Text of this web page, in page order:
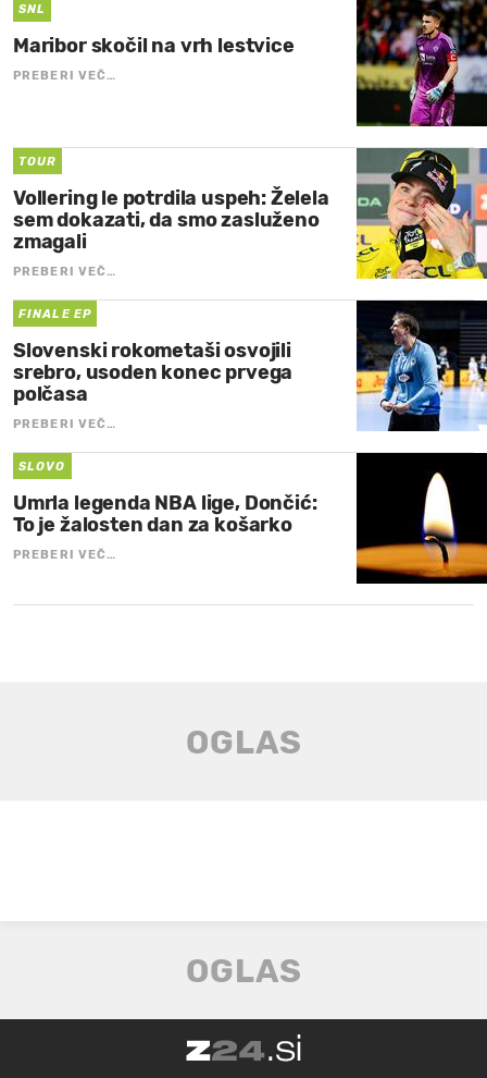
SNL
Maribor skočil na vrh lestvice
PREBERI VEČ…
TOUR
Vollering le potrdila uspeh: Želela
sem dokazati, da smo zasluženo
zmagali
PREBERI VEČ…
FINALE EP
Slovenski rokometaši osvojili
srebro, usoden konec prvega
polčasa
PREBERI VEČ…
SLOVO
Umrla legenda NBA lige, Dončić:
To je žalosten dan za košarko
PREBERI VEČ…